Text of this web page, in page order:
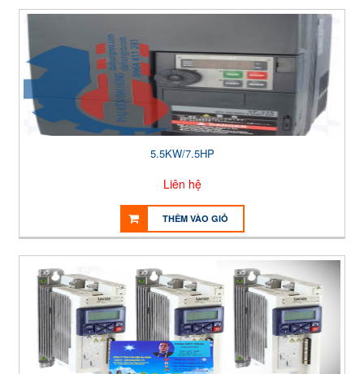
5.5KW/7.5HP
Liên hệ
THÊM VÀO GIỎ